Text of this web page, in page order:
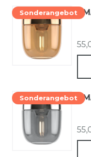
Sonderangebot
Sonderangebot